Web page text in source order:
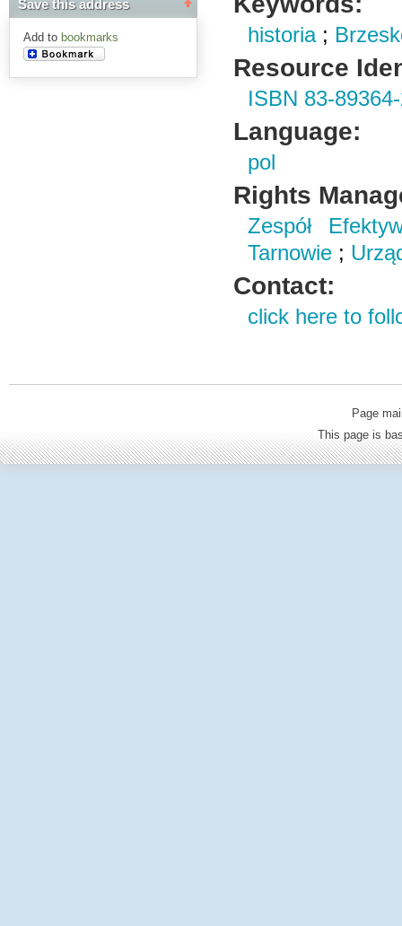
Save this address
Add to bookmarks historia;
Resource
ISBN 83-
Language:
pol
Rights
Zespół
Tarnowie ;
Contact:
click here to
Page
This page is